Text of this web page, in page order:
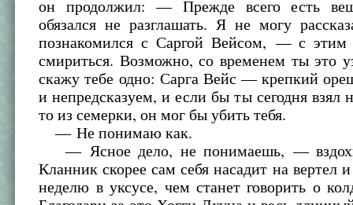
он продолжил: — Прежде всего есть
обязался не разглашать. Я не могу
познакомился с Саргой Вейсом, — с этим
смириться. Возможно, со временем ты это
скажу тебе одно: Сарга Вейс — крепкий
и непредсказуем, и если бы ты сегодня взял
то из семерки, он мог бы убить тебя.
— Не понимаю как.
— Ясное дело, не понимаешь, —
Кланник скорее сам себя насадит на вертел
неделю в уксусе, чем станет говорить о